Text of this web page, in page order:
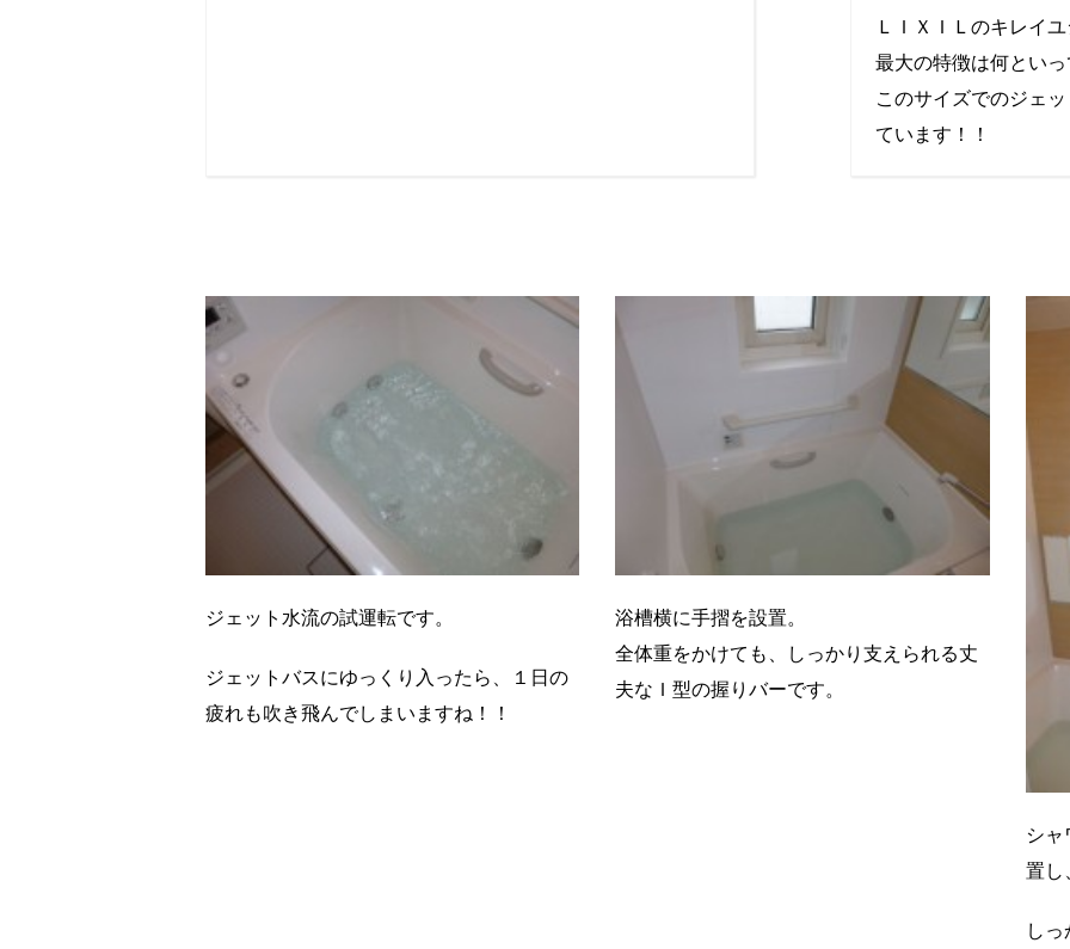
ＬＩＸＩＬのキレイ
最大の特徴は何とい
このサイズでのジェ
ています！！
ジェット水流の試運転です。
ジェットバスにゆっくり入ったら、１日の
疲れも吹き飛んでしまいますね！！
浴槽横に手摺を設置。
全体重をかけても、しっかり支えられる丈
夫なＩ型の握りバーです。
シ
置し
し